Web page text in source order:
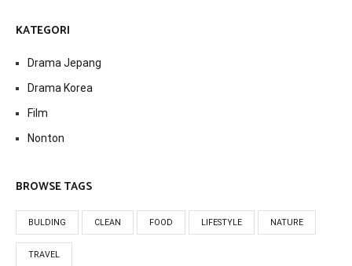
KATEGORI
Drama Jepang
Drama Korea
Film
Nonton
BROWSE TAGS
BULDING CLEAN FOOD LIFESTYLE NATURE
TRAVEL